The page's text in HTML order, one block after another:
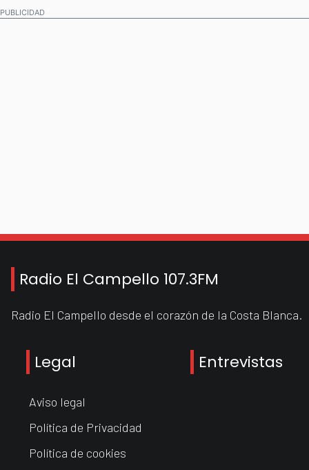
PUBLICIDAD
Radio El Campello 107.3FM
Radio El Campello desde el corazón de la Costa Blanca.
Legal
Aviso legal
Política de Privacidad
Política de cookies
Entrevistas